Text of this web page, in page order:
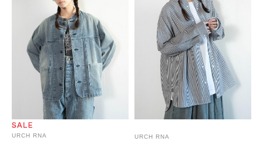
URCH RNA
URCH RNA